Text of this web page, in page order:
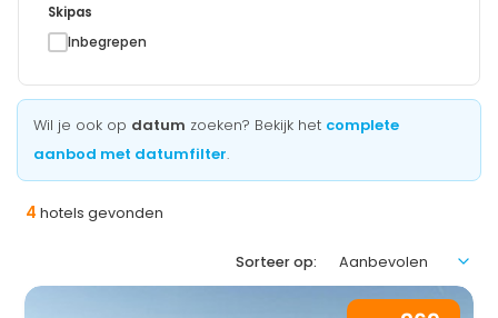
Skipas
Inbegrepen
Wil je ook op datum zoeken? Bekijk het complete
aanbod met datumfilter.
4 hotels gevonden
Sorteer op: